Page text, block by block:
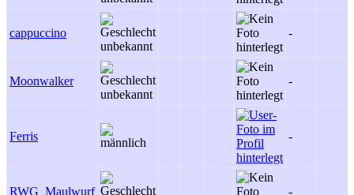
cappuccino -
Moonwalker -
Ferris -
RWG_Maulwurf -